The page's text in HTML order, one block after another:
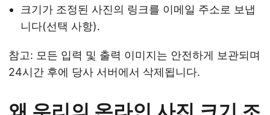
크기가 조정된 사진의 링크를 이메일 주소로 보냅
니다(선택 사항).
참고: 모든 입력 및 출력 이미지는 안전하게 보관되며
24시간 후에 당사 서버에서 삭제됩니다.